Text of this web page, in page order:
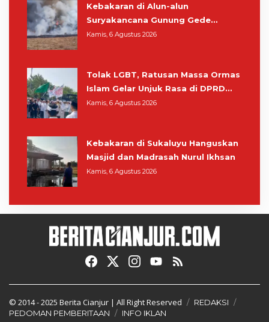
Kebakaran di Alun-alun
Suryakancana Gunung Gede
Pangrango, Relawan dan Warga
Kamis, 6 Agustus 2026
Tolak LGBT, Ratusan Massa Ormas
Islam Gelar Unjuk Rasa di DPRD
Cianjur
Kamis, 6 Agustus 2026
Kebakaran di Sukaluyu Hanguskan
Masjid dan Madrasah Nurul Ikhsan
Kamis, 6 Agustus 2026
© 2014 - 2025 Berita Cianjur | All Right Reserved
REDAKSI
PEDOMAN PEMBERITAAN
INFO IKLAN